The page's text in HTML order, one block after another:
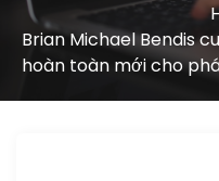
Brian Michael Bendis
hoàn toàn mới cho